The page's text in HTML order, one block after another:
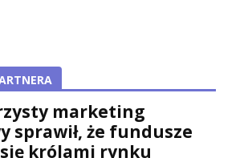
marketing
sprawił, że fundusze
się królami rynku